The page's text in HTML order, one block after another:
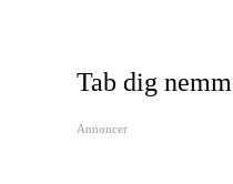
Tab dig
Annoncer